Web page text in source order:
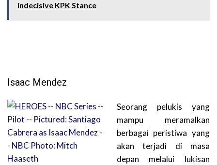
indecisive KPK Stance
Isaac Mendez
Seorang pelukis yang
mampu meramalkan
berbagai peristiwa yang
akan terjadi di masa
depan melalui lukisan